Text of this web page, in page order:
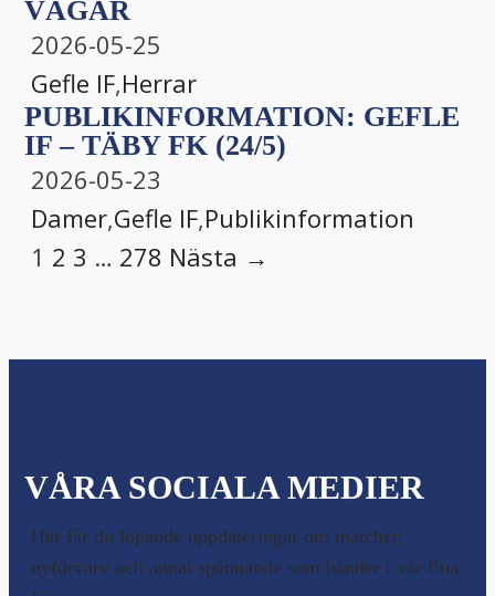
VÄGAR
2026-05-25
Gefle IF,Herrar
PUBLIKINFORMATION: GEFLE
IF – TÄBY FK (24/5)
2026-05-23
Damer,Gefle IF,Publikinformation
1 2 3 … 278 Nästa →
VÅRA SOCIALA MEDIER
Här får du löpande uppdateringar om matcher,
nyförvärv och annat spännande som händer i vår fina